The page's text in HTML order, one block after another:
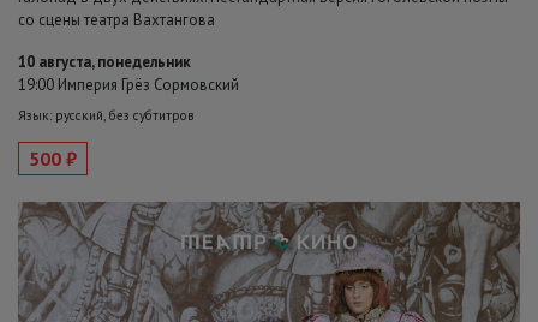
со сцены театра Вахтангова
10 августа, понедельник
19:00 Империя Грёз Сормовский
Язык: русский, без субтитров
500 ₽